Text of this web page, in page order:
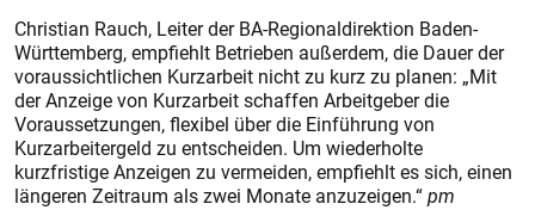
Christian Rauch, Leiter der BA-Regionaldirektion Baden-
Württemberg, empfiehlt Betrieben außerdem, die Dauer der
voraussichtlichen Kurzarbeit nicht zu kurz zu planen: „Mit
der Anzeige von Kurzarbeit schaffen Arbeitgeber die
Voraussetzungen, flexibel über die Einführung von
Kurzarbeitergeld zu entscheiden. Um wiederholte
kurzfristige Anzeigen zu vermeiden, empfiehlt es sich, einen
längeren Zeitraum als zwei Monate anzuzeigen.“pm